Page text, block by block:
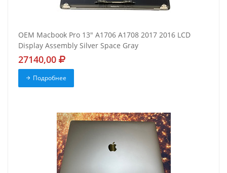
OEM Macbook Pro 13" A1706 A1708 2017 2016 LCD
Display Assembly Silver Space Gray
27140,00
Подробнее